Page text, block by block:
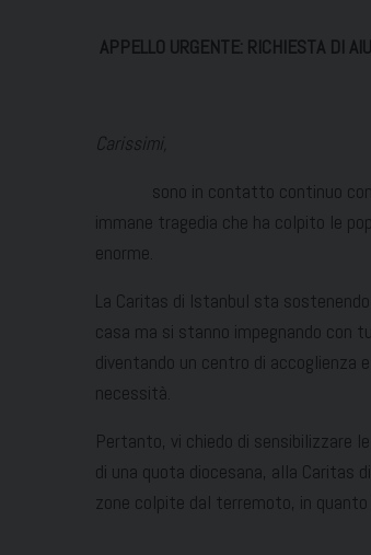
APPELLO URGENTE: RICHIESTA DI
Carissimi,
sono in contatto continuo con il
immane tragedia che ha colpito le
enorme.
La Caritas di Istanbul sta
casa ma si stanno impegnando con
diventando un centro di accoglienza
necessità.
Pertanto, vi chiedo di sensibilizzare
di una quota diocesana, alla Caritas
zone colpite dal terremoto, in